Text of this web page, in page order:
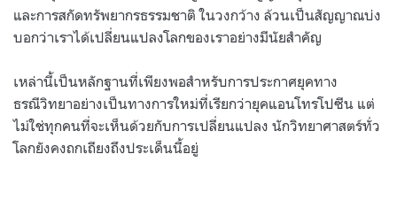
และการสกัดทรัพยากรธรรมชาติ ในวงกว้าง ล้วนเป็นสัญญาณบ่ง
บอกว่าเราได้เปลี่ยนแปลงโลกของเราอย่างมีนัยสำคัญ
เหล่านี้เป็นหลักฐานที่เพียงพอสำหรับการประกาศยุคทาง
ธรณีวิทยาอย่างเป็นทางการใหม่ที่เรียกว่ายุคแอนโทรโปซีน แต่
ไม่ใช่ทุกคนที่จะเห็นด้วยกับการเปลี่ยนแปลง นักวิทยาศาสตร์ทั่ว
โลกยังคงถกเถียงถึงประเด็นนี้อยู่